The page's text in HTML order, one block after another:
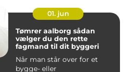
01. jun
Tømrer aalborg sådan
vælger du den rette
fagmand til dit byggeri
Når man står over for et
bygge- eller